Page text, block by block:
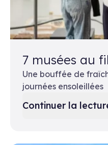
7 musées au
Une bouffée de
journées ensoleillées
Continuer la